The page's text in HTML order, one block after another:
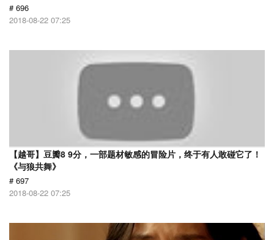
# 696
2018-08-22 07:25
【越哥】豆瓣8 9分，一部题材敏感的冒险片，终于有人敢碰它了！
《与狼共舞》
# 697
2018-08-22 07:25